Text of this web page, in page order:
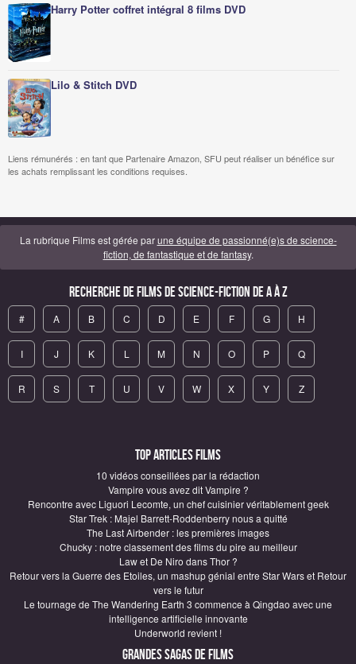
Harry Potter coffret intégral 8 films DVD
Lilo & Stitch DVD
Liens rémunérés : en tant que Partenaire Amazon, SFU peut réaliser un bénéfice sur
les achats remplissant les conditions requises.
La rubrique Films est gérée parune équipe de passionné(e)s de science-
fiction, de fantastique et de fantasy.
Recherche de Films de science-fiction de A à Z
# A B C D E F G H
I J K L M N O P Q
R S T U V W X Y Z
Top articles Films
10 vidéos conseillées par la rédaction
Vampire vous avez dit Vampire ?
Rencontre avec Liguori Lecomte, un chef cuisinier véritablement geek
Star Trek : Majel Barrett-Roddenberry nous a quitté
The Last Airbender : les premières images
Chucky : notre classement des films du pire au meilleur
Law et De Niro dans Thor ?
Retour vers la Guerre des Etoiles, un mashup génial entre Star Wars et Retour
vers le futur
Le tournage de The Wandering Earth 3 commence à Qingdao avec une
intelligence artificielle innovante
Underworld revient !
Grandes sagas de Films